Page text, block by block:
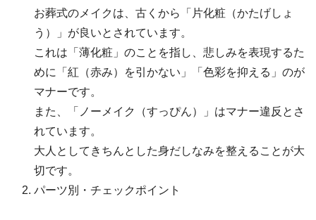
お葬式のメイクは、古くから「片化粧（かたげしょ
う）」が良いとされています。
これは「薄化粧」のことを指し、悲しみを表現するた
めに「紅（赤み）を引かない」「色彩を抑える」のが
マナーです。
また、「ノーメイク（すっぴん）」はマナー違反とさ
れています。
大人としてきちんとした身だしなみを整えることが大
切です。
パーツ別・チェックポイント